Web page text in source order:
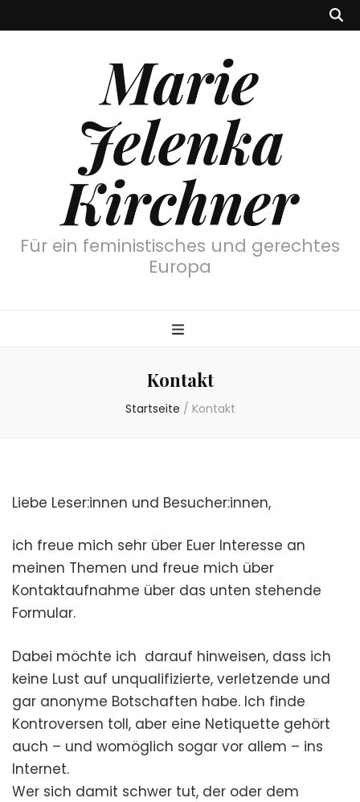
Marie
Jelenka
Kirchner
Für ein feministisches und gerechtes
Europa
Kontakt
Startseite / Kontakt
Liebe Leser:innen und Besucher:innen,
ich freue mich sehr über Euer Interesse an
meinen Themen und freue mich über
Kontaktaufnahme über das unten stehende
Formular.
Dabei möchte ich darauf hinweisen, dass ich
keine Lust auf unqualifizierte, verletzende und
gar anonyme Botschaften habe. Ich finde
Kontroversen toll, aber eine Netiquette gehört
auch – und womöglich sogar vor allem – ins
Internet.
Wer sich damit schwer tut, der oder dem